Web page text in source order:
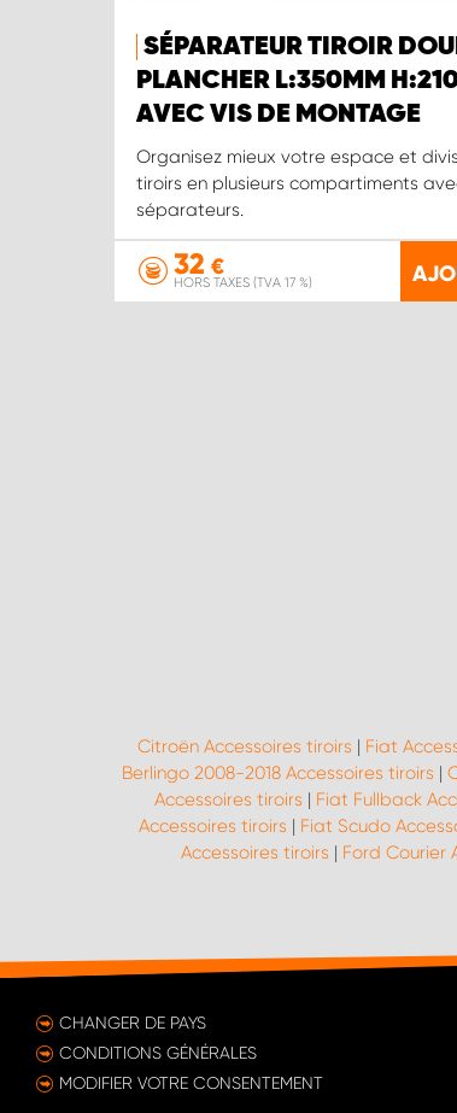
SÉPARATEUR TIROIR
PLANCHER L:350MM
AVEC VIS DE MONTAGE
Organisez mieux votre espace et
tiroirs en plusieurs compartiments
séparateurs.
32 €
HORS TAXES (TVA 17 %)
Citroën Accessoires tiroirs | Fiat
Berlingo 2008-2018 Accessoires tiroirs |
Accessoires tiroirs | Fiat Fullback
Accessoires tiroirs | Fiat Scudo
Accessoires tiroirs | Ford Courier
CHANGER DE PAYS
CONDITIONS GÉNÉRALES
MODIFIER VOTRE CONSENTEMENT